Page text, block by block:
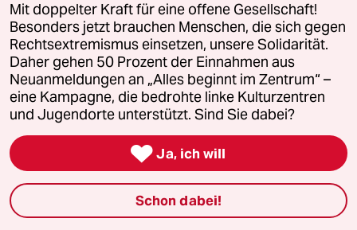
Demnächst
Vor Ort
Live im Stream
taz lab 2027
Mit doppelter Kraft für eine offene Gesellschaft!
Besonders jetzt brauchen Menschen, die sich gegen
Rechtsextremismus einsetzen, unsere Solidarität.
Daher gehen 50 Prozent der Einnahmen aus
Neuanmeldungen an „Alles beginnt im Zentrum“ –
eine Kampagne, die bedrohte linke Kulturzentren
und Jugendorte unterstützt. Sind Sie dabei?
 Ja, ich will
Schon dabei!